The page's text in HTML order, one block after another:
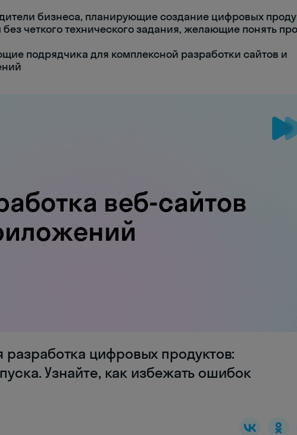
бизнеса, планирующие создание цифровых
четкого технического задания, желающие понять
подрядчика для комплексной разработки сайтов и
цифровых продуктов:
Узнайте, как избежать ошибок